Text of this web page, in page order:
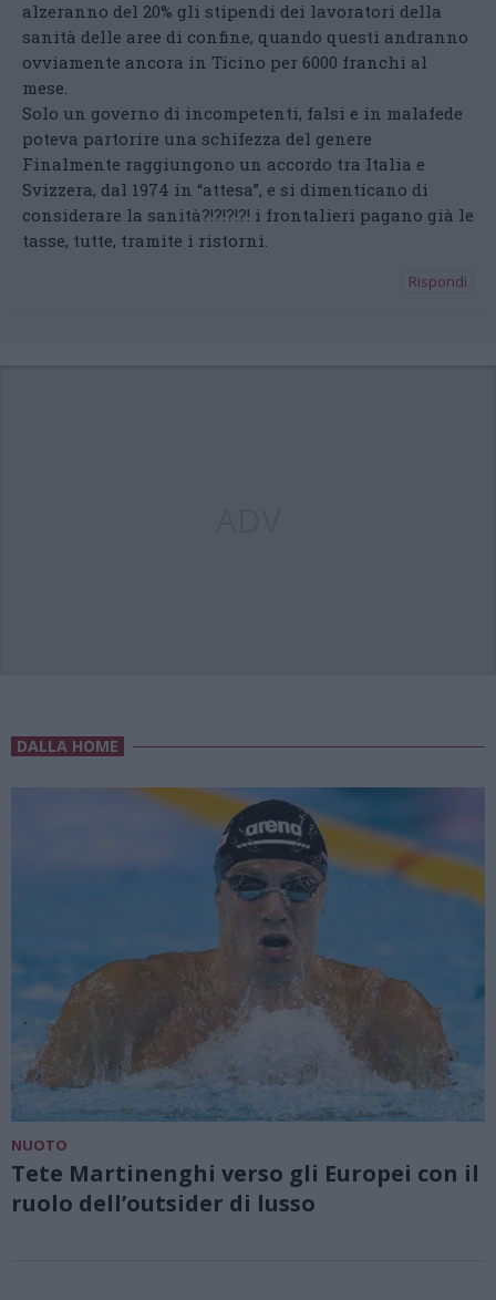
alzeranno del 20% gli stipendi dei lavoratori della
sanità delle aree di confine, quando questi andranno
ovviamente ancora in Ticino per 6000 franchi al
mese.
Solo un governo di incompetenti, falsi e in malafede
poteva partorire una schifezza del genere
Finalmente raggiungono un accordo tra Italia e
Svizzera, dal 1974 in “attesa”, e si dimenticano di
considerare la sanità?!?!?!?! i frontalieri pagano già le
tasse, tutte, tramite i ristorni.
Rispondi
DALLA HOME
NUOTO
Tete Martinenghi verso gli Europei con il
ruolo dell’outsider di lusso